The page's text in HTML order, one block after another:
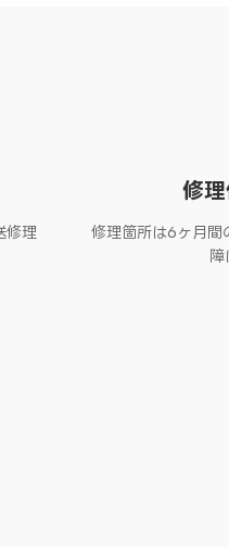
修理
修
修理箇所は6ヶ月間
障